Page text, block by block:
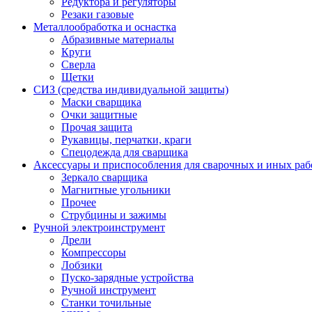
Резаки газовые
Металлообработка и оснастка
Абразивные материалы
Круги
Сверла
Щетки
СИЗ (средства индивидуальной защиты)
Маски сварщика
Очки защитные
Прочая защита
Рукавицы, перчатки, краги
Спецодежда для сварщика
Аксессуары и приспособления для сварочных и иных
Зеркало сварщика
Магнитные угольники
Прочее
Струбцины и зажимы
Ручной электроинструмент
Дрели
Компрессоры
Лобзики
Пуско-зарядные устройства
Ручной инструмент
Станки точильные